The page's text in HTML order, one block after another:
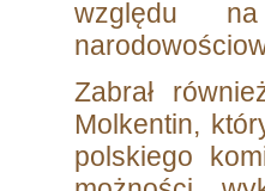
względu
Zabrał
Molkentin,
polskiego